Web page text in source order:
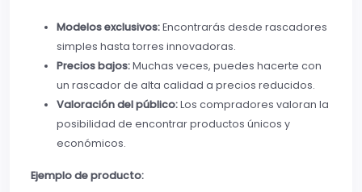
Modelos exclusivos:Encontrarás desde rascadores
simples hasta torres innovadoras.
Precios bajos:Muchas veces, puedes hacerte con
un rascador de alta calidad a precios reducidos.
Valoración del público:Los compradores valoran la
posibilidad de encontrar productos únicos y
económicos.
Ejemplo de producto: